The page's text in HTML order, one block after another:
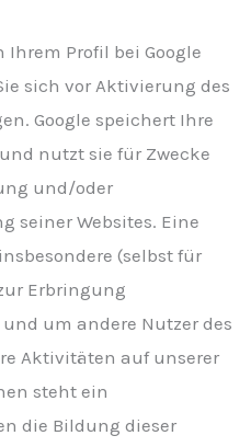
Profil bei Google
sich vor Aktivierung des
Google speichert Ihre
nutzt sie für Zwecke
und/oder
seiner Websites. Eine
(selbst für
Erbringung
um andere Nutzer des
Aktivitäten auf unserer
steht ein
die Bildung dieser